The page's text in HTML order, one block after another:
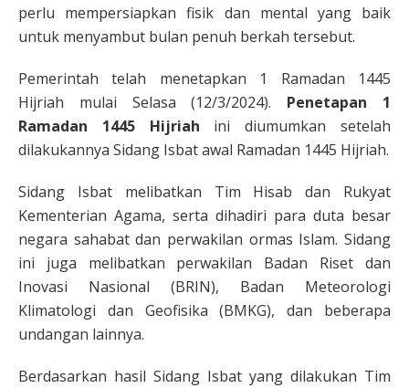
perlu mempersiapkan fisik dan mental yang baik
untuk menyambut bulan penuh berkah tersebut.
Pemerintah telah menetapkan 1 Ramadan 1445
Hijriah mulai Selasa (12/3/2024). Penetapan 1
Ramadan 1445 Hijriah ini diumumkan setelah
dilakukannya Sidang Isbat awal Ramadan 1445 Hijriah.
Sidang Isbat melibatkan Tim Hisab dan Rukyat
Kementerian Agama, serta dihadiri para duta besar
negara sahabat dan perwakilan ormas Islam. Sidang
ini juga melibatkan perwakilan Badan Riset dan
Inovasi Nasional (BRIN), Badan Meteorologi
Klimatologi dan Geofisika (BMKG), dan beberapa
undangan lainnya.
Berdasarkan hasil Sidang Isbat yang dilakukan Tim